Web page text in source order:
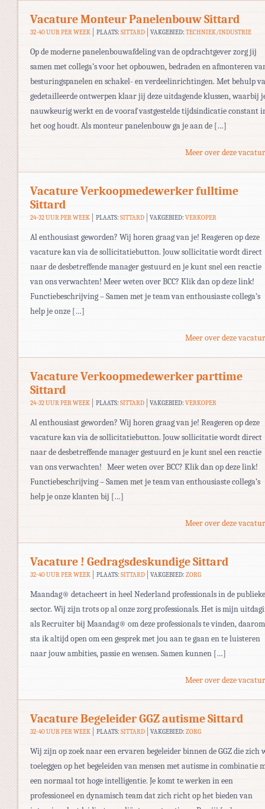
Vacature Monteur Panelenbouw Sittard
32-40 UUR PER WEEK PLAATS: SITTARD VAKGEBIED:TECHNIEK/INDUSTRIE
Op de moderne panelenbouwafdeling van de opdrachtgever zorg jij
samen met collega’s voor het opbouwen, bedraden en afmonteren
besturingspanelen en schakel- en verdeelinrichtingen. Met behulp
gedetailleerde ontwerpen klaar jij deze uitdagende klussen, waarbij
nauwkeurig werkt en de vooraf vastgestelde tijdsindicatie constant
het oog houdt. Als monteur panelenbouw ga je aan de […]
Meer over deze
Vacature Verkoopmedewerker fulltime
Sittard
24-32 UUR PER WEEK PLAATS: SITTARD VAKGEBIED:VERKOPER
Al enthousiast geworden? Wij horen graag van je! Reageren op deze
vacature kan via de sollicitatiebutton. Jouw sollicitatie wordt direct
naar de desbetreffende manager gestuurd en je kunt snel een reactie
van ons verwachten! Meer weten over BCC? Klik dan op deze link!
Functiebeschrijving – Samen met je team van enthousiaste collega’s
help je onze […]
Meer over deze
Vacature Verkoopmedewerker parttime
Sittard
24-32 UUR PER WEEK PLAATS: SITTARD VAKGEBIED:VERKOPER
Al enthousiast geworden? Wij horen graag van je! Reageren op deze
vacature kan via de sollicitatiebutton. Jouw sollicitatie wordt direct
naar de desbetreffende manager gestuurd en je kunt snel een reactie
van ons verwachten! Meer weten over BCC? Klik dan op deze link!
Functiebeschrijving – Samen met je team van enthousiaste collega’s
help je onze klanten bij […]
Meer over deze
Vacature ! Gedragsdeskundige Sittard
32-40 UUR PER WEEK PLAATS: SITTARD VAKGEBIED:ZORG
Maandag® detacheert in heel Nederland professionals in de publieke
sector. Wij zijn trots op al onze zorg professionals. Het is mijn
als Recruiter bij Maandag® om deze professionals te vinden, daarom
sta ik altijd open om een gesprek met jou aan te gaan en te luisteren
naar jouw ambities, passie en wensen. Samen kunnen […]
Meer over deze
Vacature Begeleider GGZ autisme Sittard
32-40 UUR PER WEEK PLAATS: SITTARD VAKGEBIED:ZORG
Wij zijn op zoek naar een ervaren begeleider binnen de GGZ die zich
toeleggen op het begeleiden van mensen met autisme in combinatie
een normaal tot hoge intelligentie. Je komt te werken in een
professioneel en dynamisch team dat zich richt op het bieden van